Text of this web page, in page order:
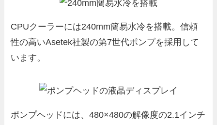
CPUクーラーには240mm簡易水冷を搭載。信頼
性の高いAsetek社製の第7世代ポンプを採用して
います。
ポンプヘッドには、480×480の解像度の2.1インチ